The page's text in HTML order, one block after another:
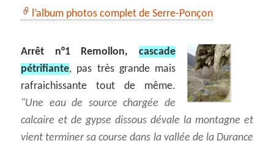
l’album photos complet de Serre-Ponçon
Arrêt n°1 Remollon, cascade
pétrifiante, pas très grande mais
rafraichissante tout de même.
Une eau de source chargée de
calcaire et de gypse dissous dévale la montagne et
vient terminer sa course dans la vallée de la Durance